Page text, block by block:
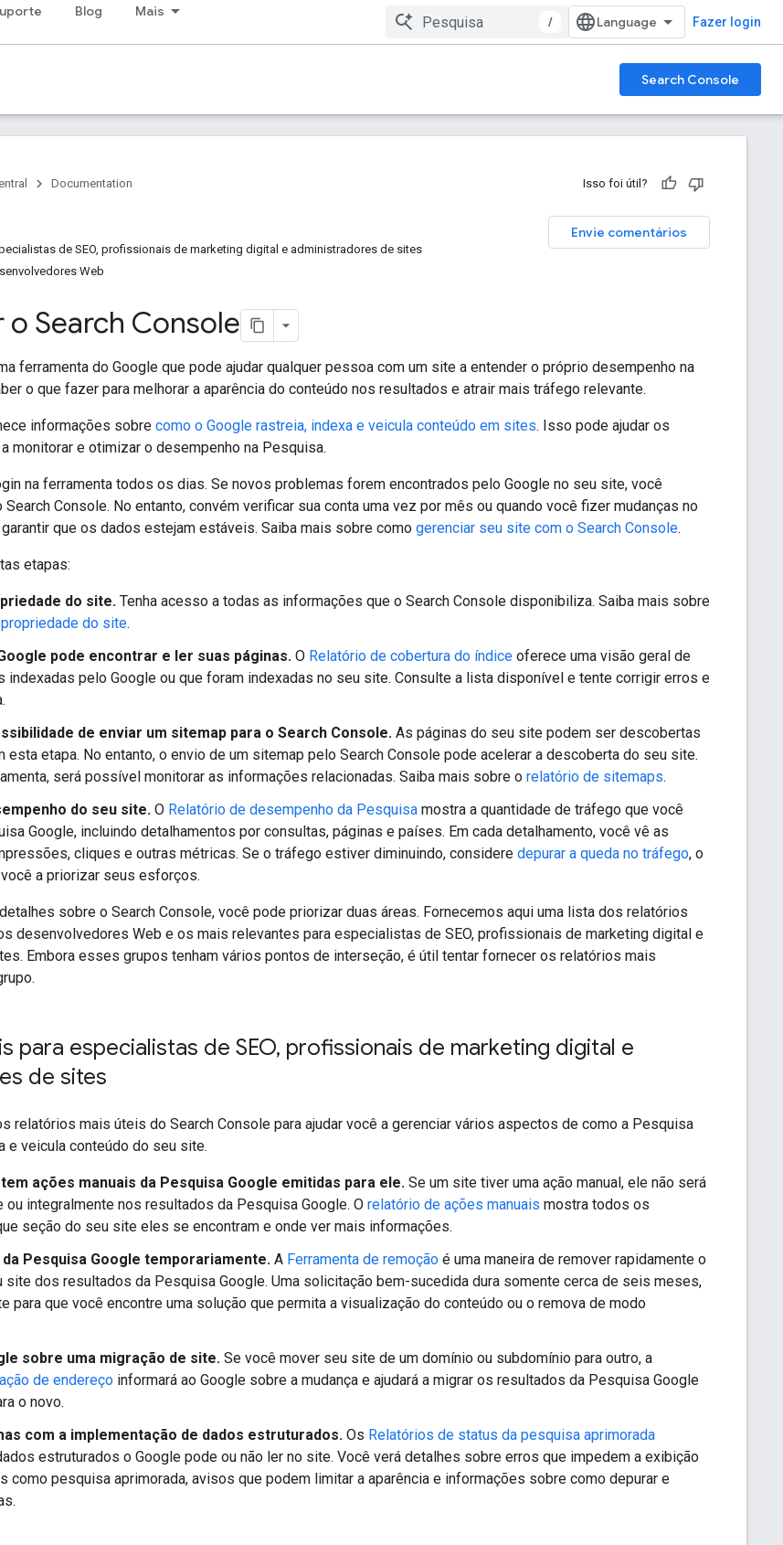
Blog Mais
/ Fazer login
Search Console
Documentation Isso foi útil?
Envie comentários
de SEO, profissionais de marketing digital e administradores de sites
Web
o Search Console
ferramenta do Google que pode ajudar qualquer pessoa com um site a entender o próprio desempenho na
o que fazer para melhorar a aparência do conteúdo nos resultados e atrair mais tráfego relevante.
informações sobre como o Google rastreia, indexa e veicula conteúdo em sites. Isso pode ajudar os
monitorar e otimizar o desempenho na Pesquisa.
na ferramenta todos os dias. Se novos problemas forem encontrados pelo Google no seu site, você
Search Console. No entanto, convém verificar sua conta uma vez por mês ou quando você fizer mudanças no
garantir que os dados estejam estáveis. Saiba mais sobre como gerenciar seu site com o Search Console.
etapas:
do site. Tenha acesso a todas as informações que o Search Console disponibiliza. Saiba mais sobre
propriedade do site.
pode encontrar e ler suas páginas. O Relatório de cobertura do índice oferece uma visão geral de
indexadas pelo Google ou que foram indexadas no seu site. Consulte a lista disponível e tente corrigir erros e
de enviar um sitemap para o Search Console. As páginas do seu site podem ser descobertas
esta etapa. No entanto, o envio de um sitemap pelo Search Console pode acelerar a descoberta do seu site.
será possível monitorar as informações relacionadas. Saiba mais sobre o relatório de sitemaps.
do seu site. O Relatório de desempenho da Pesquisa mostra a quantidade de tráfego que você
Google, incluindo detalhamentos por consultas, páginas e países. Em cada detalhamento, você vê as
cliques e outras métricas. Se o tráfego estiver diminuindo, considere depurar a queda no tráfego, o
você a priorizar seus esforços.
sobre o Search Console, você pode priorizar duas áreas. Fornecemos aqui uma lista dos relatórios
desenvolvedores Web e os mais relevantes para especialistas de SEO, profissionais de marketing digital e
Embora esses grupos tenham vários pontos de interseção, é útil tentar fornecer os relatórios mais
para especialistas de SEO, profissionais de marketing digital e
de sites
relatórios mais úteis do Search Console para ajudar você a gerenciar vários aspectos de como a Pesquisa
e veicula conteúdo do seu site.
tem ações manuais da Pesquisa Google emitidas para ele. Se um site tiver uma ação manual, ele não será
ou integralmente nos resultados da Pesquisa Google. O relatório de ações manuais mostra todos os
seção do seu site eles se encontram e onde ver mais informações.
da Pesquisa Google temporariamente. A Ferramenta de remoção é uma maneira de remover rapidamente o
site dos resultados da Pesquisa Google. Uma solicitação bem-sucedida dura somente cerca de seis meses,
para que você encontre uma solução que permita a visualização do conteúdo ou o remova de modo
sobre uma migração de site. Se você mover seu site de um domínio ou subdomínio para outro, a
de endereço informará ao Google sobre a mudança e ajudará a migrar os resultados da Pesquisa Google
o novo.
com a implementação de dados estruturados. Os Relatórios de status da pesquisa aprimorada
estruturados o Google pode ou não ler no site. Você verá detalhes sobre erros que impedem a exibição
como pesquisa aprimorada, avisos que podem limitar a aparência e informações sobre como depurar e